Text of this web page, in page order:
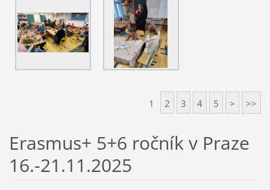
1 2 3 4 5 > >>
Erasmus+ 5+6 ročník v Praze
16.-21.11.2025